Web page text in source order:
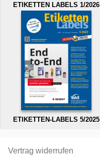
ETIKETTEN LABELS 1/2026
ETIKETTEN-LABELS 5/2025
Vertrag widerrufen